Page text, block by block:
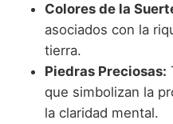
Colores de la
asociados con la
tierra.
Piedras Preciosas:
que simbolizan la
la claridad mental.